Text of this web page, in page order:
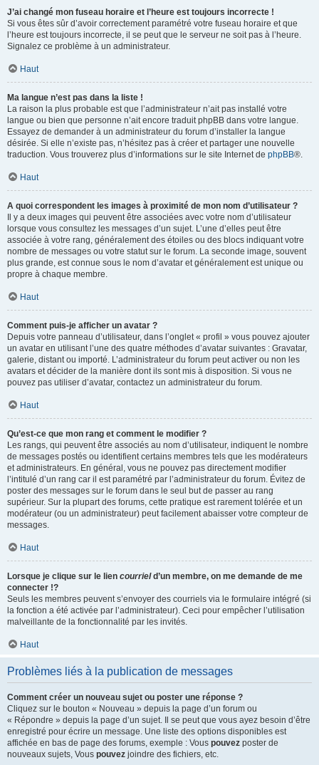
J’ai changé mon fuseau horaire et l’heure est toujours incorrecte !
Si vous êtes sûr d’avoir correctement paramétré votre fuseau horaire et que
l’heure est toujours incorrecte, il se peut que le serveur ne soit pas à l’heure.
Signalez ce problème à un administrateur.
Haut
Ma langue n’est pas dans la liste !
La raison la plus probable est que l’administrateur n’ait pas installé votre
langue ou bien que personne n’ait encore traduit phpBB dans votre langue.
Essayez de demander à un administrateur du forum d’installer la langue
désirée. Si elle n’existe pas, n’hésitez pas à créer et partager une nouvelle
traduction. Vous trouverez plus d’informations sur le site Internet de phpBB®.
Haut
A quoi correspondent les images à proximité de mon nom d’utilisateur ?
Il y a deux images qui peuvent être associées avec votre nom d’utilisateur
lorsque vous consultez les messages d’un sujet. L’une d’elles peut être
associée à votre rang, généralement des étoiles ou des blocs indiquant votre
nombre de messages ou votre statut sur le forum. La seconde image, souvent
plus grande, est connue sous le nom d’avatar et généralement est unique ou
propre à chaque membre.
Haut
Comment puis-je afficher un avatar ?
Depuis votre panneau d’utilisateur, dans l’onglet « profil » vous pouvez ajouter
un avatar en utilisant l’une des quatre méthodes d’avatar suivantes : Gravatar,
galerie, distant ou importé. L’administrateur du forum peut activer ou non les
avatars et décider de la manière dont ils sont mis à disposition. Si vous ne
pouvez pas utiliser d’avatar, contactez un administrateur du forum.
Haut
Qu’est-ce que mon rang et comment le modifier ?
Les rangs, qui peuvent être associés au nom d’utilisateur, indiquent le nombre
de messages postés ou identifient certains membres tels que les modérateurs
et administrateurs. En général, vous ne pouvez pas directement modifier
l’intitulé d’un rang car il est paramétré par l’administrateur du forum. Évitez de
poster des messages sur le forum dans le seul but de passer au rang
supérieur. Sur la plupart des forums, cette pratique est rarement tolérée et un
modérateur (ou un administrateur) peut facilement abaisser votre compteur de
messages.
Haut
Lorsque je clique sur le lien courrield’un membre, on me demande de me
connecter !?
Seuls les membres peuvent s’envoyer des courriels via le formulaire intégré (si
la fonction a été activée par l’administrateur). Ceci pour empêcher l’utilisation
malveillante de la fonctionnalité par les invités.
Haut
Problèmes liés à la publication de messages
Comment créer un nouveau sujet ou poster une réponse ?
Cliquez sur le bouton « Nouveau » depuis la page d’un forum ou
« Répondre » depuis la page d’un sujet. Il se peut que vous ayez besoin d’être
enregistré pour écrire un message. Une liste des options disponibles est
affichée en bas de page des forums, exemple : Vous pouvez poster de
nouveaux sujets, Vous pouvez joindre des fichiers, etc.